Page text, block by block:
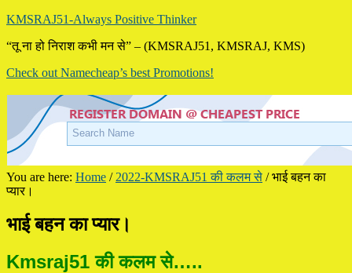
KMSRAJ51-Always Positive Thinker
“तू ना हो निराश कभी मन से” – (KMSRAJ51, KMSRAJ, KMS)
Check out Namecheap’s best Promotions!
You are here: Home / 2022-KMSRAJ51 की कलम से /भाई बहन का
प्यार।
भाई बहन का प्यार।
Kmsraj51 की कलम से…..